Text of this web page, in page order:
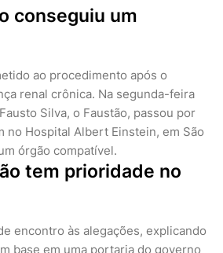
conseguiu um
ao procedimento após o
renal crônica. Na segunda-feira
Silva, o Faustão, passou por
no Hospital Albert Einstein, em São
órgão compatível.
tem prioridade no
encontro às alegações, explicando
base em uma portaria do governo